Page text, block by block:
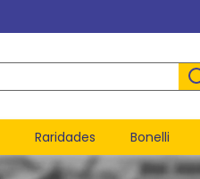
Raridades Bonelli